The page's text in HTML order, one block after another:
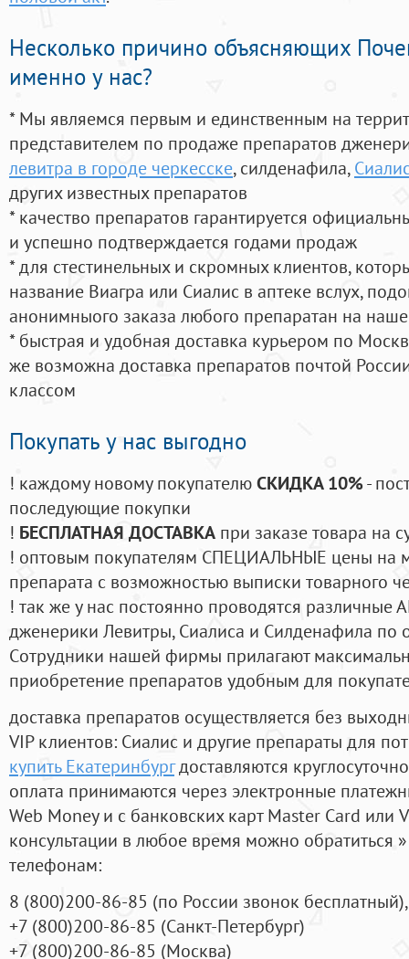
Несколько причино объясняющих
именно у нас?
* Мы являемся первым и единственным на
представителем по продаже препаратов
левитра в городе черкесске, силденафила,
других известных препаратов
* качество препаратов гарантируется
и успешно подтверждается годами продаж
* для стестинельных и скромных клиентов,
название Виагра или Сиалис в аптеке вслух,
анонимныого заказа любого препаратан на
* быстрая и удобная доставка курьером по
же возможна доставка препаратов почтой
классом
Покупать у нас выгодно
! каждому новому покупателюСКИДКА 10%-
последующие покупки
! БЕСПЛАТНАЯ ДОСТАВКА при заказе товара на
! оптовым покупателям СПЕЦИАЛЬНЫЕ цены на
препарата с возможностью выписки товарного
! так же у нас постоянно проводятся
дженерики Левитры, Сиалиса и Силденафила по
Cотрудники нашей фирмы прилагают
приобретение препаратов удобным для
доставка препаратов осуществляется без
VIP клиентов: Сиалис и другие препараты для
купить Екатеринбургдоставляются круглосуточно
оплата принимаются через электронные
Web Money и с банковских карт Master Card или
консультации в любое время можно обратиться
телефонам:
8 (800)200-86-85 (по России звонок бесплатный),
+7 (800)200-86-85 (Санкт-Петербург)
+7 (800)200-86-85 (Москва)